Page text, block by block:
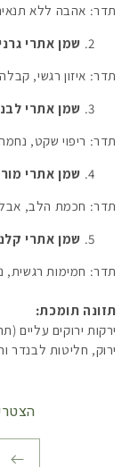
תדר: אהבה ללא
שמן אתרי
תדר: איזון רגשי,
שמן אתרי
תדר: ריפוי שקט,
שמן אתרי
תדר: חכמת הלב,
שמן אתרי
תדר: חמימות רגשית,
תזונה תומכת:
ירקות ירוקים עליים
ירוק, חליטות לבנדר